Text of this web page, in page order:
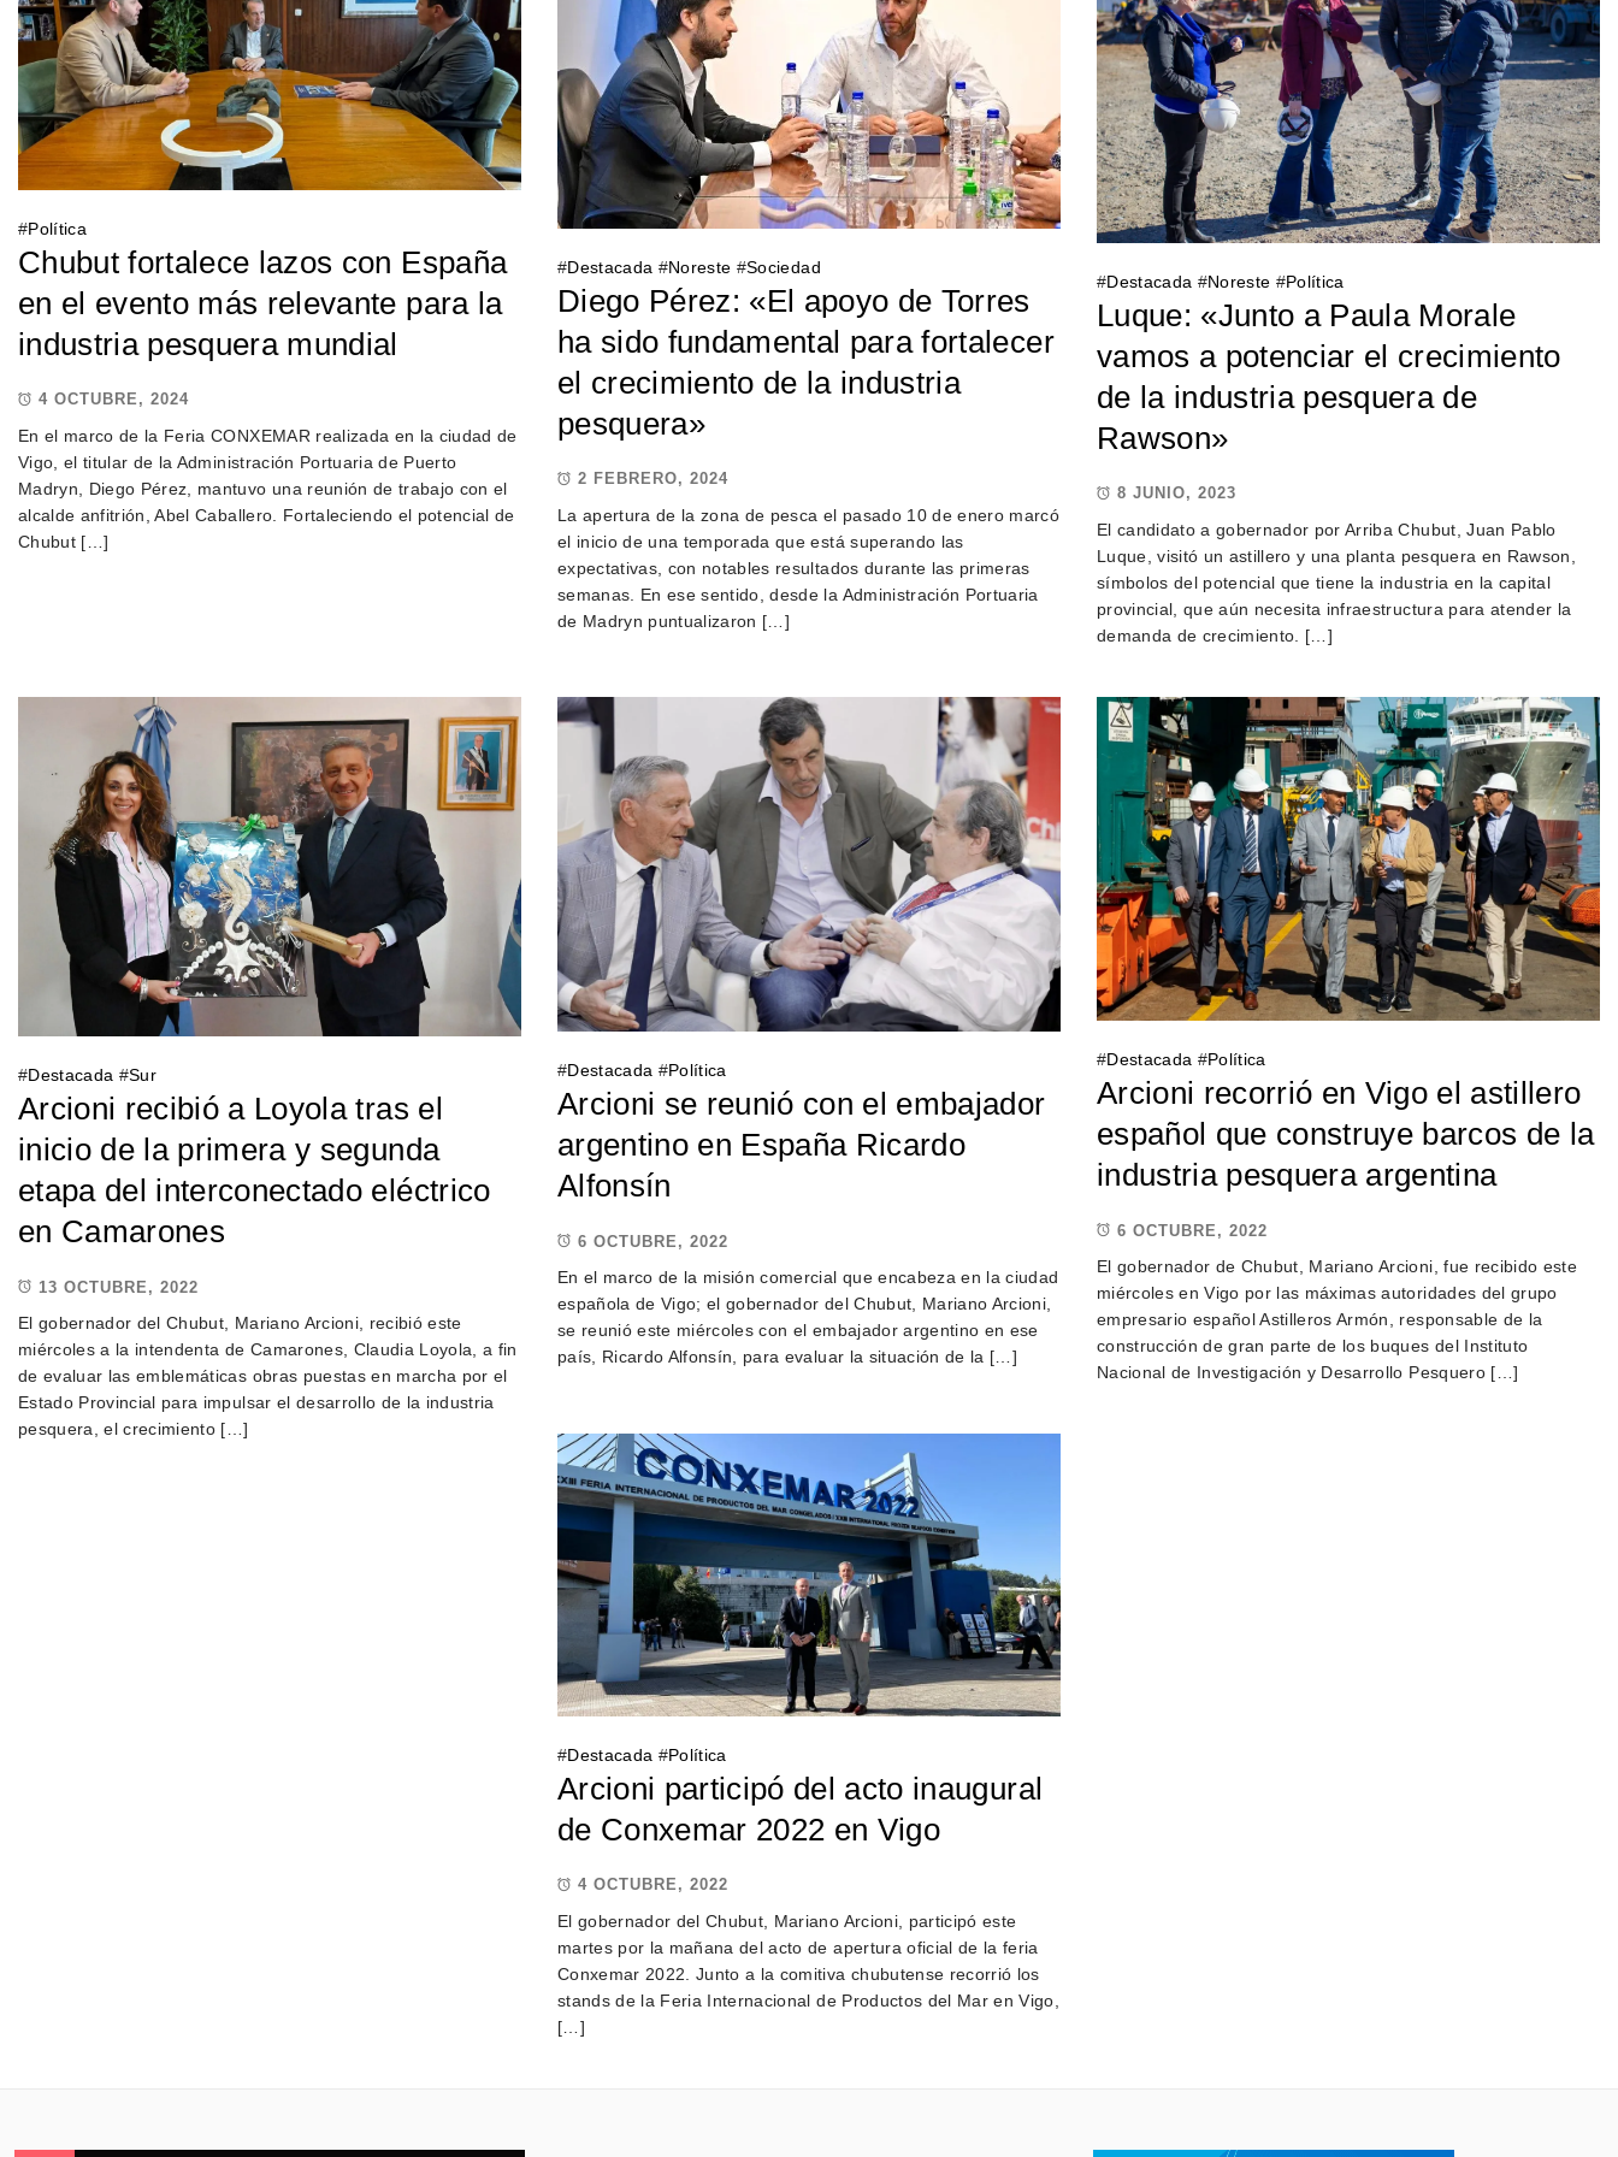
#Política
Chubut fortalece lazos con España
en el evento más relevante para la
industria pesquera mundial
4 OCTUBRE, 2024
En el marco de la Feria CONXEMAR realizada en la ciudad de
Vigo, el titular de la Administración Portuaria de Puerto
Madryn, Diego Pérez, mantuvo una reunión de trabajo con el
alcalde anfitrión, Abel Caballero. Fortaleciendo el potencial de
Chubut […]
#Destacada #Noreste #Sociedad
Diego Pérez: «El apoyo de Torres
ha sido fundamental para fortalecer
el crecimiento de la industria
pesquera»
2 FEBRERO, 2024
La apertura de la zona de pesca el pasado 10 de enero marcó
el inicio de una temporada que está superando las
expectativas, con notables resultados durante las primeras
semanas. En ese sentido, desde la Administración Portuaria
de Madryn puntualizaron […]
#Destacada #Noreste #Política
Luque: «Junto a Paula Morale
vamos a potenciar el crecimiento
de la industria pesquera de
Rawson»
8 JUNIO, 2023
El candidato a gobernador por Arriba Chubut, Juan Pablo
Luque, visitó un astillero y una planta pesquera en Rawson,
símbolos del potencial que tiene la industria en la capital
provincial, que aún necesita infraestructura para atender la
demanda de crecimiento. […]
#Destacada #Sur
Arcioni recibió a Loyola tras el
inicio de la primera y segunda
etapa del interconectado eléctrico
en Camarones
13 OCTUBRE, 2022
El gobernador del Chubut, Mariano Arcioni, recibió este
miércoles a la intendenta de Camarones, Claudia Loyola, a fin
de evaluar las emblemáticas obras puestas en marcha por el
Estado Provincial para impulsar el desarrollo de la industria
pesquera, el crecimiento […]
#Destacada #Política
Arcioni se reunió con el embajador
argentino en España Ricardo
Alfonsín
6 OCTUBRE, 2022
En el marco de la misión comercial que encabeza en la ciudad
española de Vigo; el gobernador del Chubut, Mariano Arcioni,
se reunió este miércoles con el embajador argentino en ese
país, Ricardo Alfonsín, para evaluar la situación de la […]
#Destacada #Política
Arcioni recorrió en Vigo el astillero
español que construye barcos de la
industria pesquera argentina
6 OCTUBRE, 2022
El gobernador de Chubut, Mariano Arcioni, fue recibido este
miércoles en Vigo por las máximas autoridades del grupo
empresario español Astilleros Armón, responsable de la
construcción de gran parte de los buques del Instituto
Nacional de Investigación y Desarrollo Pesquero […]
#Destacada #Política
Arcioni participó del acto inaugural
de Conxemar 2022 en Vigo
4 OCTUBRE, 2022
El gobernador del Chubut, Mariano Arcioni, participó este
martes por la mañana del acto de apertura oficial de la feria
Conxemar 2022. Junto a la comitiva chubutense recorrió los
stands de la Feria Internacional de Productos del Mar en Vigo,
[…]